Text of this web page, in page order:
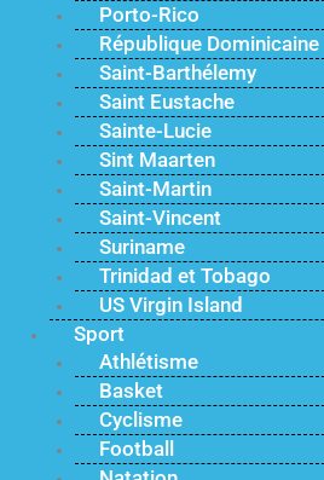
Porto-Rico
République Dominicaine
Saint-Barthélemy
Saint Eustache
Sainte-Lucie
Sint Maarten
Saint-Martin
Saint-Vincent
Suriname
Trinidad et Tobago
US Virgin Island
Sport
Athlétisme
Basket
Cyclisme
Football